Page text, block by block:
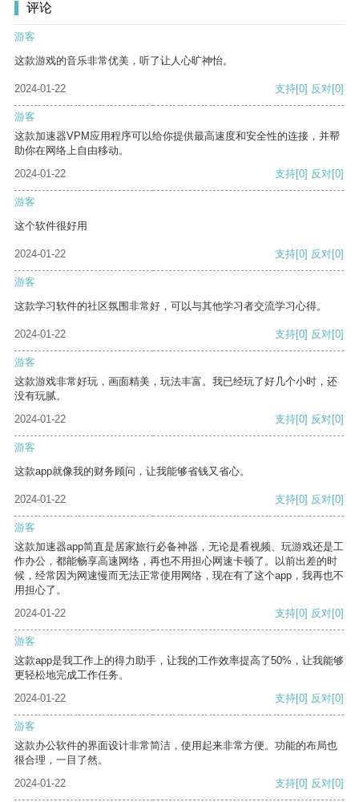
评论
游客
这款游戏的音乐非常优美，听了让人心旷神怡。
2024-01-22 支持[0] 反对[0]
游客
这款加速器VPM应用程序可以给你提供最高速度和安全性的连接，并帮
助你在网络上自由移动。
2024-01-22
支持[0] 反对[0]
游客
这个软件很好用
2024-01-22 支持[0] 反对[0]
游客
这款学习软件的社区氛围非常好，可以与其他学习者交流学习心得。
2024-01-22 支持[0] 反对[0]
游客
这款游戏非常好玩，画面精美，玩法丰富。我已经玩了好几个小时，还
没有玩腻。
2024-01-22
支持[0] 反对[0]
游客
这款app就像我的财务顾问，让我能够省钱又省心。
2024-01-22 支持[0] 反对[0]
游客
这款加速器app简直是居家旅行必备神器，无论是看视频、玩游戏还是工
作办公，都能畅享高速网络，再也不用担心网速卡顿了。以前出差的时
候，经常因为网速慢而无法正常使用网络，现在有了这个app，我再也不
用担心了。
2024-01-22
支持[0] 反对[0]
游客
这款app是我工作上的得力助手，让我的工作效率提高了50%，让我能够
更轻松地完成工作任务。
2024-01-22
支持[0] 反对[0]
游客
这款办公软件的界面设计非常简洁，使用起来非常方便。功能的布局也
很合理，一目了然。
2024-01-22
支持[0] 反对[0]